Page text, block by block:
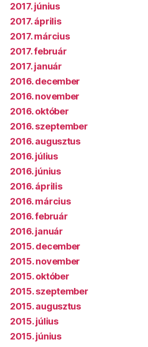
2017. június
2017. április
2017. március
2017. február
2017. január
2016. december
2016. november
2016. október
2016. szeptember
2016. augusztus
2016. július
2016. június
2016. április
2016. március
2016. február
2016. január
2015. december
2015. november
2015. október
2015. szeptember
2015. augusztus
2015. július
2015. június